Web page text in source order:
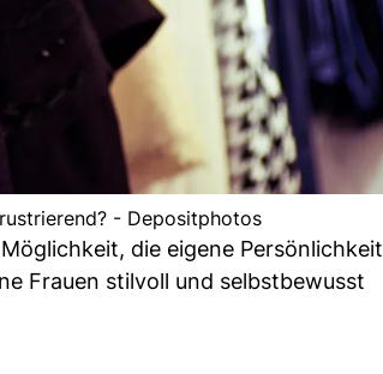
- Depositphotos
die eigene Persönlichkeit
Frauen stilvoll und selbstbewusst